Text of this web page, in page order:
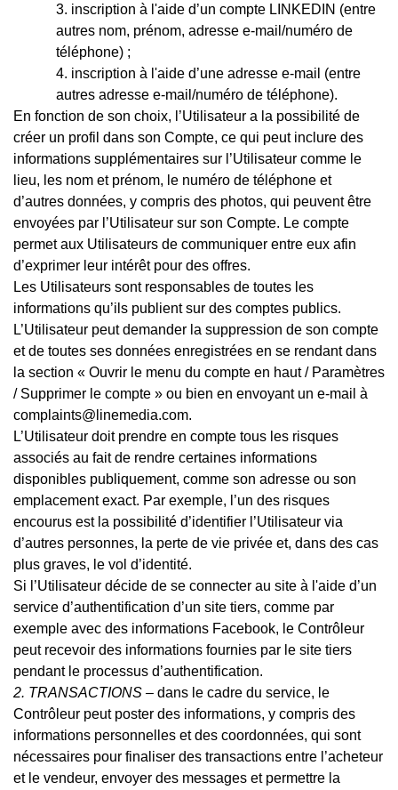
inscription à l'aide d’un compte LINKEDIN (entre
autres nom, prénom, adresse e-mail/numéro de
téléphone) ;
inscription à l'aide d’une adresse e-mail (entre
autres adresse e-mail/numéro de téléphone).
En fonction de son choix, l’Utilisateur a la possibilité de
créer un profil dans son Compte, ce qui peut inclure des
informations supplémentaires sur l’Utilisateur comme le
lieu, les nom et prénom, le numéro de téléphone et
d’autres données, y compris des photos, qui peuvent être
envoyées par l’Utilisateur sur son Compte. Le compte
permet aux Utilisateurs de communiquer entre eux afin
d’exprimer leur intérêt pour des offres.
Les Utilisateurs sont responsables de toutes les
informations qu’ils publient sur des comptes publics.
L’Utilisateur peut demander la suppression de son compte
et de toutes ses données enregistrées en se rendant dans
la section « Ouvrir le menu du compte en haut / Paramètres
/ Supprimer le compte » ou bien en envoyant un e-mail à
complaints@linemedia.com.
L’Utilisateur doit prendre en compte tous les risques
associés au fait de rendre certaines informations
disponibles publiquement, comme son adresse ou son
emplacement exact. Par exemple, l’un des risques
encourus est la possibilité d’identifier l’Utilisateur via
d’autres personnes, la perte de vie privée et, dans des cas
plus graves, le vol d’identité.
Si l’Utilisateur décide de se connecter au site à l'aide d’un
service d’authentification d’un site tiers, comme par
exemple avec des informations Facebook, le Contrôleur
peut recevoir des informations fournies par le site tiers
pendant le processus d’authentification.
2. TRANSACTIONS – dans le cadre du service, le
Contrôleur peut poster des informations, y compris des
informations personnelles et des coordonnées, qui sont
nécessaires pour finaliser des transactions entre l’acheteur
et le vendeur, envoyer des messages et permettre la